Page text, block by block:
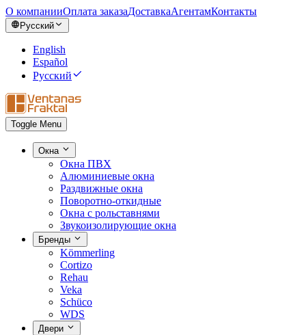
О компанииОплата заказаДоставкаАгентамКонтакты
Русский
English
Español
Русский
Toggle Menu
Окна
Окна ПВХ
Алюминиевые окна
Раздвижные окна
Поворотно-откидные
Окна с рольставнями
Звукоизолирующие окна
Бренды
Kömmerling
Cortizo
Rehau
Veka
Schüco
WDS
Двери